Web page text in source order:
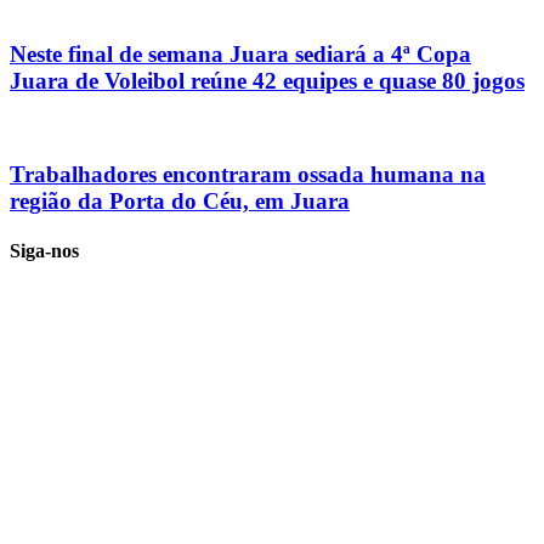
Neste final de semana Juara sediará a 4ª Copa
Juara de Voleibol reúne 42 equipes e quase 80 jogos
Trabalhadores encontraram ossada humana na
região da Porta do Céu, em Juara
Siga-nos